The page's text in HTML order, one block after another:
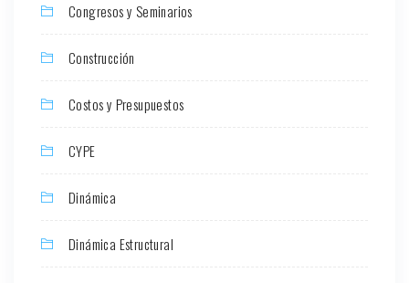
Congresos y Seminarios
Construcción
Costos y Presupuestos
CYPE
Dinámica
Dinámica Estructural